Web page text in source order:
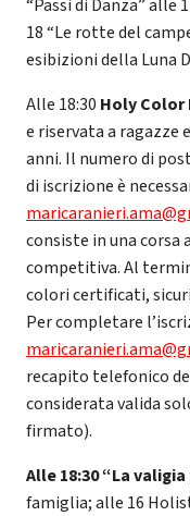
“Passi di Danza” alle
18 “Le rotte del
esibizioni della Luna
Alle 18:30 Holy Color
e riservata a ragazze
anni. Il numero di
di iscrizione è
consiste in una
competitiva. Al
colori certificati,
Per completare
recapito telefonico
considerata valida
firmato).
Alle 18:30 “La
famiglia; alle 16